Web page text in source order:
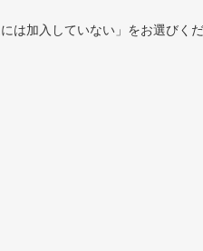
は加入していない」をお選びく